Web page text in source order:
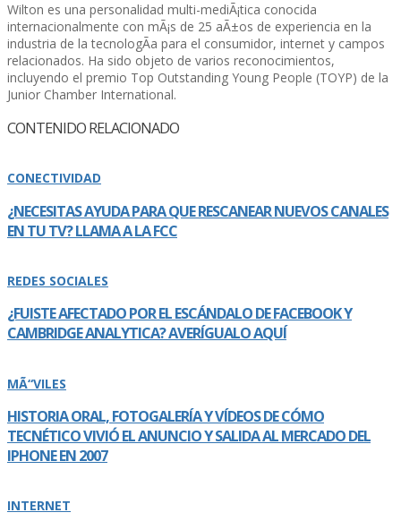
Wilton es una personalidad multi-mediÃ¡tica conocida
internacionalmente con mÃ¡s de 25 aÃ±os de experiencia en la
industria de la tecnologÃ­a para el consumidor, internet y campos
relacionados. Ha sido objeto de varios reconocimientos,
incluyendo el premio Top Outstanding Young People (TOYP) de la
Junior Chamber International.
CONTENIDO RELACIONADO
CONECTIVIDAD
¿NECESITAS AYUDA PARA QUE RESCANEAR NUEVOS CANALES
EN TU TV? LLAMA A LA FCC
REDES SOCIALES
¿FUISTE AFECTADO POR EL ESCÁNDALO DE FACEBOOK Y
CAMBRIDGE ANALYTICA? AVERÍ­GUALO AQUÍ­
MÃ“VILES
HISTORIA ORAL, FOTOGALERÍ­A Y VÍ­DEOS DE CÓMO
TECNÉTICO VIVIÓ EL ANUNCIO Y SALIDA AL MERCADO DEL
IPHONE EN 2007
INTERNET